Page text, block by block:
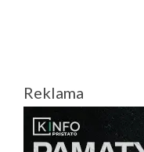
Reklama